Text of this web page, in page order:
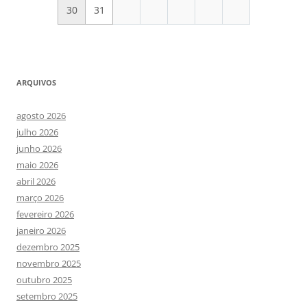
30 31
ARQUIVOS
agosto 2026
julho 2026
junho 2026
maio 2026
abril 2026
março 2026
fevereiro 2026
janeiro 2026
dezembro 2025
novembro 2025
outubro 2025
setembro 2025